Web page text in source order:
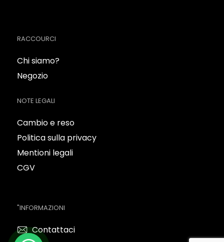
RACCOURCI
Chi siamo?
Negozio
NOTE LEGALI
Cambio e reso
Politica sulla privacy
Mentioni legali
CGV
"INFORMAZIONI
Contattaci